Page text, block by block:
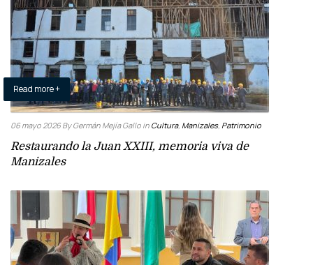
Read more +
06 mayo 2026 By Germán Mejía Gallo in Cultura, Manizales, Patrimonio
Restaurando la Juan XXIII, memoria viva de
Manizales